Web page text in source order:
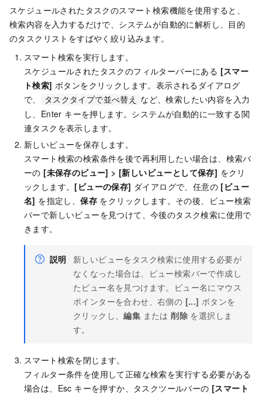
スケジュールされたタスクのスマート検索機能を使用すると、
検索内容を入力するだけで、システムが自動的に解析し、目的
のタスクリストをすばやく絞り込みます。
スマート検索を実行します。
スケジュールされたタスクのフィルターバーにある [スマー
ト検索] ボタンをクリックします。表示されるダイアログ
で、
タスクタイプで並べ替え
など、検索したい内容を入力
し、Enter キーを押します。システムが自動的に一致する関
連タスクを表示します。
新しいビューを保存します。
スマート検索の検索条件を後で再利用したい場合は、検索バ
ーの [未保存のビュー] > [新しいビューとして保存] をクリ
ックします。 [ビューの保存] ダイアログで、任意の [ビュー
名] を指定し、保存 をクリックします。その後、ビュー検索
バーで新しいビューを見つけて、今後のタスク検索に使用で
きます。
説明
新しいビューをタスク検索に使用する必要が
なくなった場合は、ビュー検索バーで作成し
たビュー名を見つけます。ビュー名にマウス
ポインターを合わせ、右側の [...] ボタンを
クリックし、編集 または削除 を選択しま
す。
スマート検索を閉じます。
フィルター条件を使用して正確な検索を実行する必要がある
場合は、Esc キーを押すか、タスクツールバーの [スマート